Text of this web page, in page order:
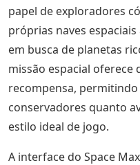
papel de exploradores
próprias naves
em busca de planetas
missão espacial oferece
recompensa,
conservadores quanto
estilo ideal de jogo.
A interface do Space